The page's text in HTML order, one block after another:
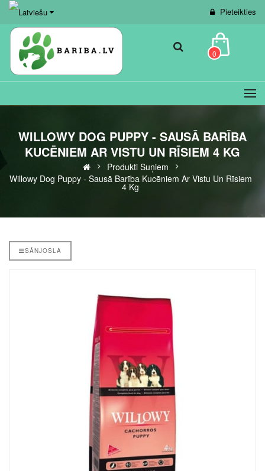
Pieteikties
0
WILLOWY DOG PUPPY - SAUSĀ BARĪBA
KUCĒNIEM AR VISTU UN RĪSIEM 4 KG
Produkti Suņiem
Willowy Dog Puppy - Sausā Barība Kucēniem Ar Vistu Un Rīsiem
4 Kg
SĀNJOSLA